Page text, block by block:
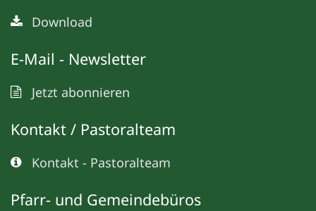
Download
E-Mail - Newsletter
Jetzt abonnieren
Kontakt / Pastoralteam
Kontakt - Pastoralteam
Pfarr- und Gemeindebüros